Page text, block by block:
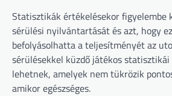
Statisztikák értékelésekor figyelembe
sérülési nyilvántartását és azt, hogy
befolyásolhatta a teljesítményét az
sérülésekkel küzdő játékos statisztikái
lehetnek, amelyek nem tükrözik
amikor egészséges.